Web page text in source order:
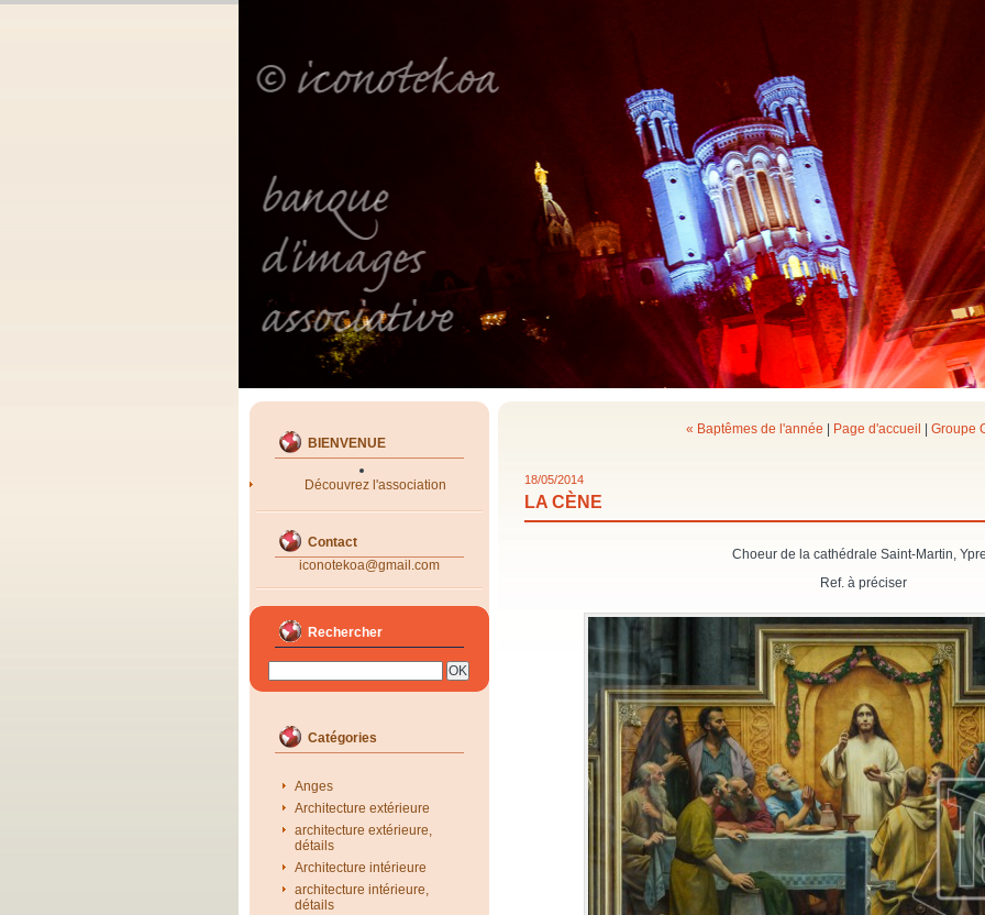
BIENVENUE
Découvrez l'association
Contact
iconotekoa@gmail.com
Rechercher
Catégories
Anges
Architecture extérieure
architecture extérieure,
détails
Architecture intérieure
architecture intérieure,
détails
« Baptêmes de l'année Page d'accueil Groupe
18/05/2014
LA CÈNE
Choeur de la cathédrale Saint-Martin,
Ref. à préciser